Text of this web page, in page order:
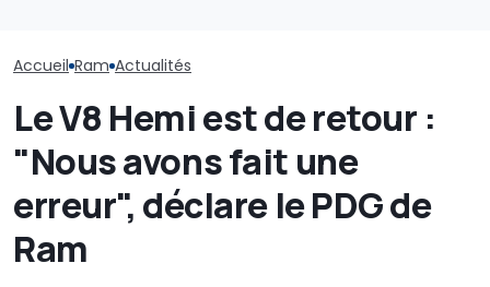
Accueil Ram Actualités
Le V8 Hemi est de retour :
"Nous avons fait une
erreur", déclare le PDG de
Ram